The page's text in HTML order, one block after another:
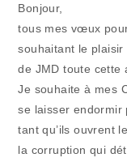
Bonjour,
tous mes vœux
souhaitant le
de JMD toute cette
Je souhaite à mes
se laisser endormir
tant qu’ils ouvrent
la corruption qui